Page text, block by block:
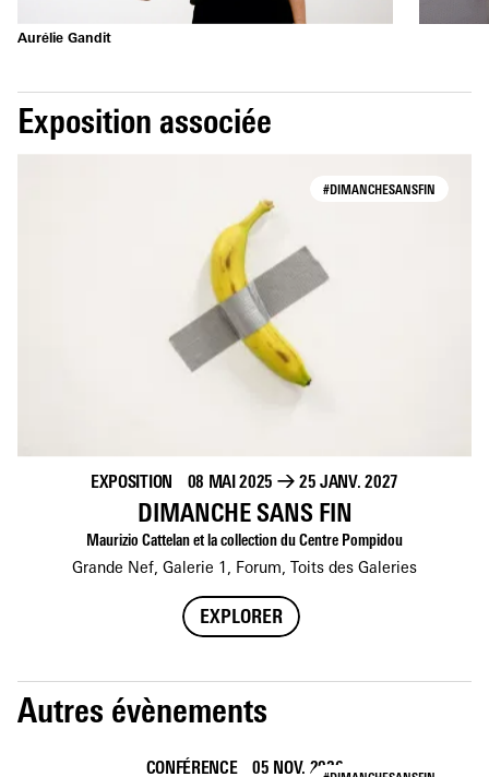
Aurélie Gandit
Exposition associée
#DIMANCHESANSFIN
EXPOSITION 08 MAI 2025 → 25 JANV. 2027
DIMANCHE SANS FIN
Maurizio Cattelan et la collection du Centre Pompidou
Grande Nef, Galerie 1, Forum, Toits des Galeries
EXPLORER
Autres évènements
CONFÉRENCE 05 NOV. 2026